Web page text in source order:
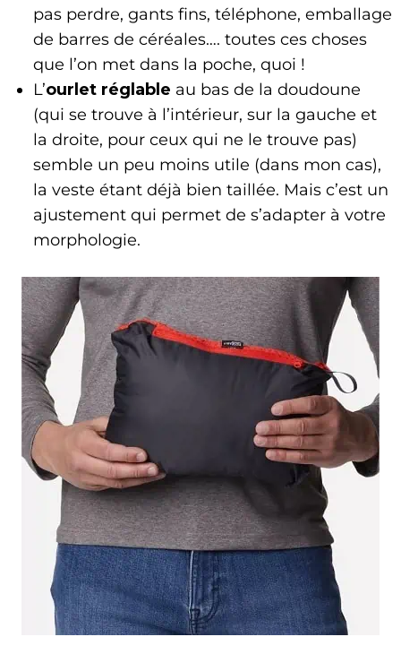
pas perdre, gants fins, téléphone, emballage
de barres de céréales…. toutes ces choses
que l’on met dans la poche, quoi !
L’ourlet réglable au bas de la doudoune
(qui se trouve à l’intérieur, sur la gauche et
la droite, pour ceux qui ne le trouve pas)
semble un peu moins utile (dans mon cas),
la veste étant déjà bien taillée. Mais c’est un
ajustement qui permet de s’adapter à votre
morphologie.